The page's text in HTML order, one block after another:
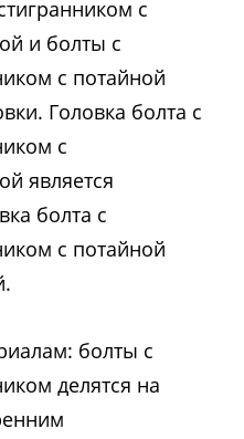
с
и болты с
с потайной
Головка болта с
с
является
болта с
с потайной
болты с
делятся на